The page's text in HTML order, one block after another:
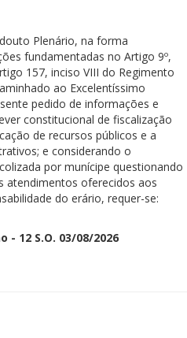
Plenário, na forma
fundamentadas no Artigo 9º,
157, inciso VIII do Regimento
ao Excelentíssimo
pedido de informações e
constitucional de fiscalização
de recursos públicos e a
e considerando o
por munícipe questionando
atendimentos oferecidos aos
do erário, requer-se:
- 12 S.O. 03/08/2026